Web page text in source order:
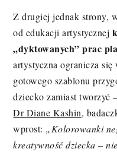
Z drugiej jednak strony,
od edukacji artystycznej
„dyktowanych” prac
artystyczna ogranicza się
gotowego szablonu
dziecko zamiast tworzyć
Dr Diane Kashin,
wprost: „Kolorowanki
kreatywność dziecka –